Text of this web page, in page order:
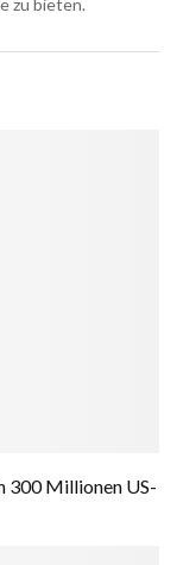
300 Millionen US-